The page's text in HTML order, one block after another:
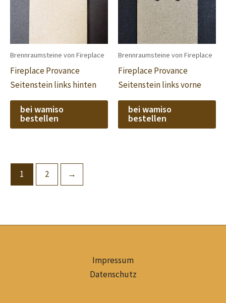
Brennraumsteine von Fireplace
Fireplace Provance
Seitenstein links hinten
bei wamiso
bestellen
Brennraumsteine von Fireplace
Fireplace Provance
Seitenstein links vorne
bei wamiso
bestellen
1 2 →
Impressum
Datenschutz